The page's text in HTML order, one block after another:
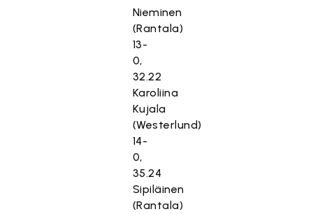
Nieminen
(Rantala)
13-
0,
32.22
Karoliina
Kujala
(Westerlund)
14-
0,
35.24
Sipiläinen
(Rantala)